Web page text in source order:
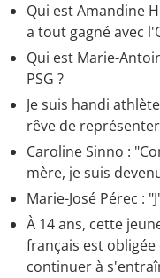
Qui est Amandine
a tout gagné avec
Qui est Marie-
PSG ?
Je suis handi
rêve de
Caroline Sinno :
mère, je suis
Marie-José Pérec :
À 14 ans, cette
français est
continuer à